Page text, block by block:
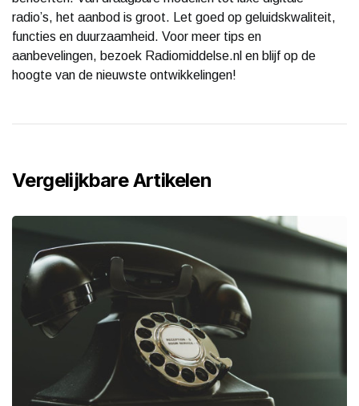
radio’s, het aanbod is groot. Let goed op geluidskwaliteit,
functies en duurzaamheid. Voor meer tips en
aanbevelingen, bezoek Radiomiddelse.nl en blijf op de
hoogte van de nieuwste ontwikkelingen!
Vergelijkbare Artikelen